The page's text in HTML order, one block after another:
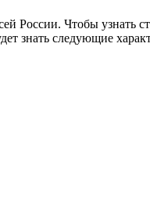
России. Чтобы узнать
знать следующие